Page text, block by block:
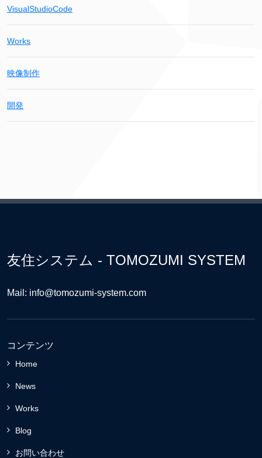
VisualStudioCode
Works
映像制作
開発
友住システム - TOMOZUMI SYSTEM
Mail: info@tomozumi-system.com
コンテンツ
Home
News
Works
Blog
お問い合わせ